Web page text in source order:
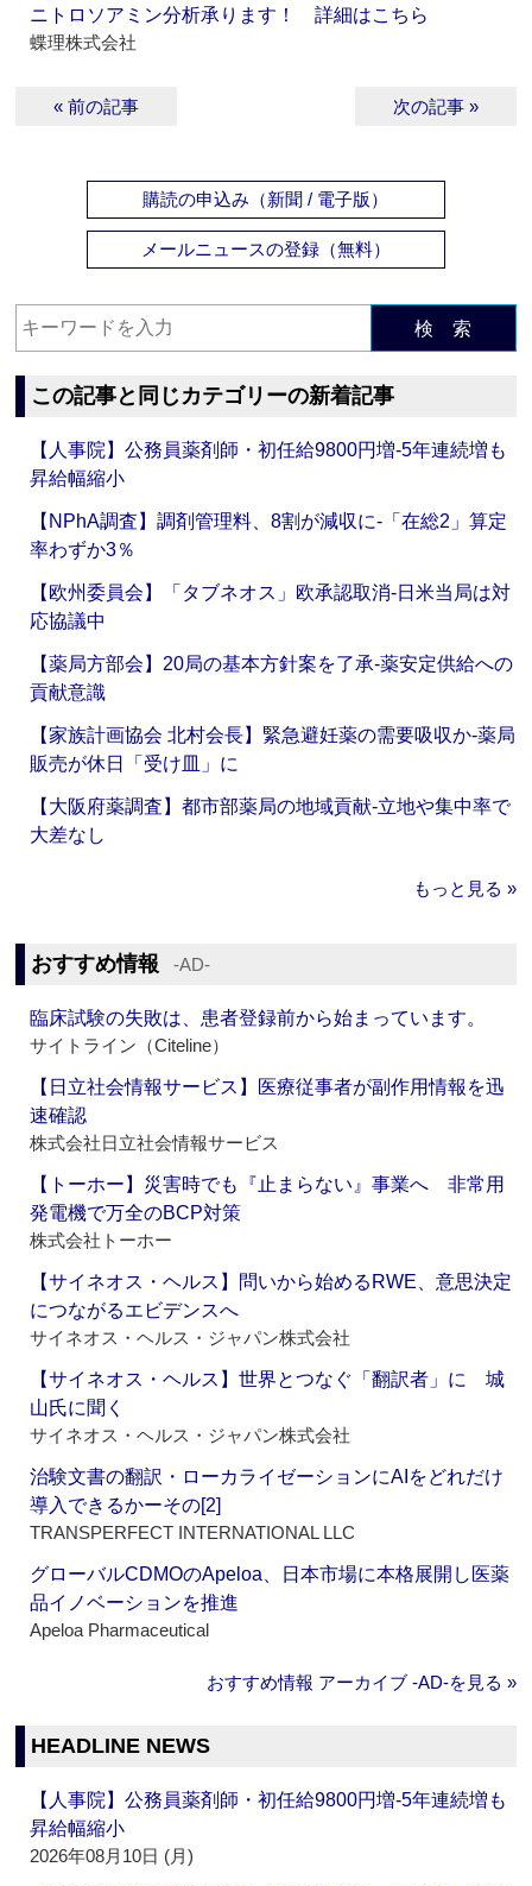
ニトロソアミン分析承ります！ 詳細はこちら
蝶理株式会社
« 前の記事 次の記事 »
購読の申込み（新聞 / 電子版）
メールニュースの登録（無料）
検 索
この記事と同じカテゴリーの新着記事
【人事院】公務員薬剤師・初任給9800円増‐5年連続増も
昇給幅縮小
【NPhA調査】調剤管理料、8割が減収に‐「在総2」算定
率わずか3％
【欧州委員会】「タブネオス」欧承認取消‐日米当局は対
応協議中
【薬局方部会】20局の基本方針案を了承‐薬安定供給への
貢献意識
【家族計画協会 北村会長】緊急避妊薬の需要吸収か‐薬局
販売が休日「受け皿」に
【大阪府薬調査】都市部薬局の地域貢献‐立地や集中率で
大差なし
もっと見る »
おすすめ情報 ‐AD‐
臨床試験の失敗は、患者登録前から始まっています。
サイトライン（Citeline）
【日立社会情報サービス】医療従事者が副作用情報を迅
速確認
株式会社日立社会情報サービス
【トーホー】災害時でも『止まらない』事業へ 非常用
発電機で万全のBCP対策
株式会社トーホー
【サイネオス・ヘルス】問いから始めるRWE、意思決定
につながるエビデンスへ
サイネオス・ヘルス・ジャパン株式会社
【サイネオス・ヘルス】世界とつなぐ「翻訳者」に 城
山氏に聞く
サイネオス・ヘルス・ジャパン株式会社
治験文書の翻訳・ローカライゼーションにAIをどれだけ
導入できるかーその[2]
TRANSPERFECT INTERNATIONAL LLC
グローバルCDMOのApeloa、日本市場に本格展開し医薬
品イノベーションを推進
Apeloa Pharmaceutical
おすすめ情報 アーカイブ ‐AD‐を見る »
HEADLINE NEWS
【人事院】公務員薬剤師・初任給9800円増‐5年連続増も
昇給幅縮小
2026年08月10日 (月)